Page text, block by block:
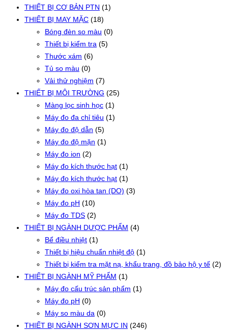
THIẾT BỊ CƠ BẢN PTN (1)
THIẾT BỊ MAY MẶC (18)
Bóng đèn so màu (0)
Thiết bị kiểm tra (5)
Thước xám (6)
Tủ so màu (0)
Vải thử nghiệm (7)
THIẾT BỊ MÔI TRƯỜNG (25)
Màng lọc sinh học (1)
Máy đo đa chỉ tiêu (1)
Máy đo độ dẫn (5)
Máy đo độ mặn (1)
Máy đo ion (2)
Máy đo kích thước hạt (1)
Máy đo kích thước hạt (1)
Máy đo oxi hòa tan (DO) (3)
Máy đo pH (10)
Máy đo TDS (2)
THIẾT BỊ NGÀNH DƯỢC PHẨM (4)
Bể điều nhiệt (1)
Thiết bị hiệu chuẩn nhiệt độ (1)
Thiết bị kiểm tra mặt nạ, khẩu trang, đồ bảo hộ y tế (2)
THIẾT BỊ NGÀNH MỸ PHẨM (1)
Máy đo cấu trúc sản phẩm (1)
Máy đo pH (0)
Máy so màu da (0)
THIẾT BỊ NGÀNH SƠN MỰC IN (246)